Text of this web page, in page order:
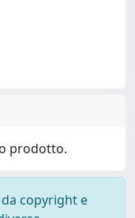
prodotto.
copyright e